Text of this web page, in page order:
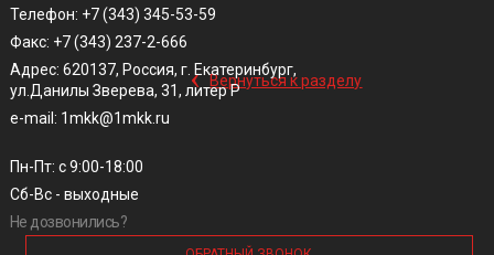
‹ Вернуться к разделу
Телефон: +7 (343) 345-53-59
Факс: +7 (343) 237-2-666
Адрес: 620137, Россия, г. Екатеринбург,
ул.Данилы Зверева, 31, литер Р
e-mail: 1mkk@1mkk.ru
Пн-Пт: с 9:00-18:00
Сб-Вс - выходные
Не дозвонились?